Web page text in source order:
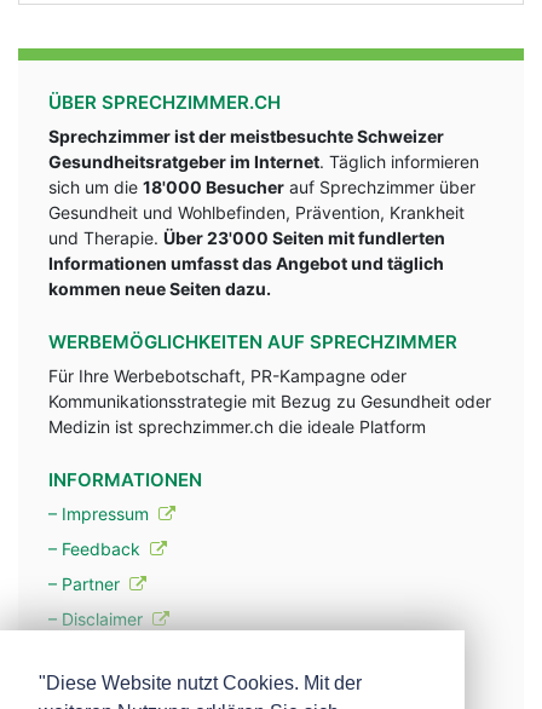
ÜBER SPRECHZIMMER.CH
Sprechzimmer ist der meistbesuchte Schweizer
Gesundheitsratgeber im Internet. Täglich informieren
sich um die 18'000 Besucher auf Sprechzimmer über
Gesundheit und Wohlbefinden, Prävention, Krankheit
und Therapie. Über 23'000 Seiten mit fundlerten
Informationen umfasst das Angebot und täglich
kommen neue Seiten dazu.
WERBEMÖGLICHKEITEN AUF SPRECHZIMMER
Für Ihre Werbebotschaft, PR-Kampagne oder
Kommunikationsstrategie mit Bezug zu Gesundheit oder
Medizin ist sprechzimmer.ch die ideale Platform
INFORMATIONEN
– Impressum
– Feedback
– Partner
– Disclaimer
"Diese Website nutzt Cookies. Mit der